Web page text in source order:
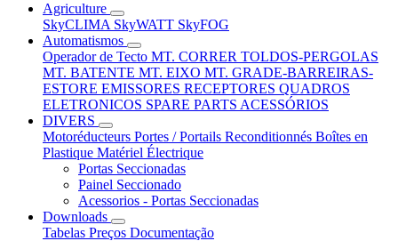
Agriculture
SkyCLIMA SkyWATT SkyFOG
Automatismos
Operador de Tecto MT. CORRER TOLDOS-PERGOLAS
MT. BATENTE MT. EIXO MT. GRADE-BARREIRAS-
ESTORE EMISSORES RECEPTORES QUADROS
ELETRONICOS SPARE PARTS ACESSÓRIOS
DIVERS
Motoréducteurs Portes / Portails Reconditionnés Boîtes en
Plastique Matériel Électrique
Portas Seccionadas
Painel Seccionado
Acessorios - Portas Seccionadas
Downloads
Tabelas Preços Documentação